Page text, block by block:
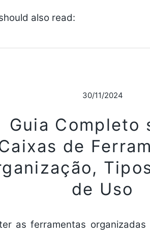
also read:
30/11/2024
Guia Completo
de
de Uso
as ferramentas